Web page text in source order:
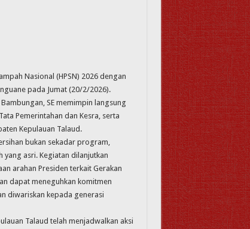
Nasional (HPSN) 2026 dengan
pada Jumat (20/2/2026).
SE memimpin langsung
Pemerintahan dan Kesra, serta
Kepulauan Talaud.
bukan sekadar program,
asri. Kegiatan dilanjutkan
arahan Presiden terkait Gerakan
dapat meneguhkan komitmen
diwariskan kepada generasi
Talaud telah menjadwalkan aksi